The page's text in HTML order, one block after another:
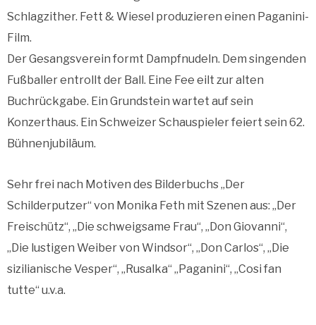
Schlagzither. Fett & Wiesel produzieren einen Paganini-
Film.
Der Gesangsverein formt Dampfnudeln. Dem singenden
Fußballer entrollt der Ball. Eine Fee eilt zur alten
Buchrückgabe. Ein Grundstein wartet auf sein
Konzerthaus. Ein Schweizer Schauspieler feiert sein 62.
Bühnenjubiläum.
Sehr frei nach Motiven des Bilderbuchs „Der
Schilderputzer“ von Monika Feth mit Szenen aus: „Der
Freischütz“, „Die schweigsame Frau“, „Don Giovanni“,
„Die lustigen Weiber von Windsor“, „Don Carlos“, „Die
sizilianische Vesper“, „Rusalka“ „Paganini“, „Cosi fan
tutte“ u.v.a.